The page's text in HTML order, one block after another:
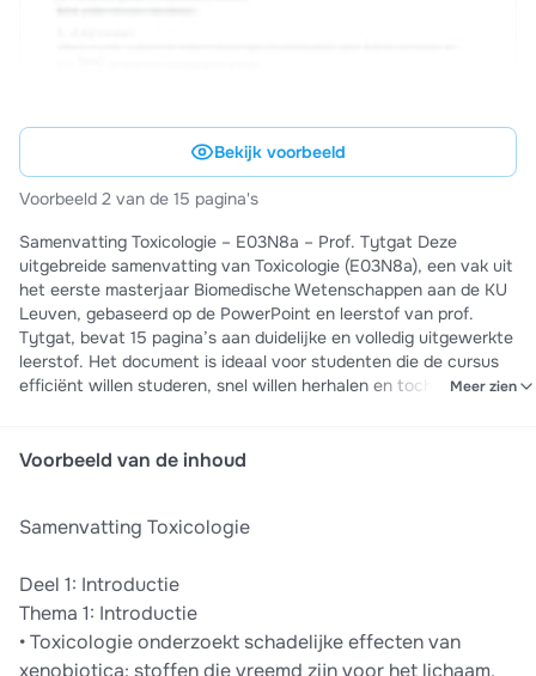
Bekijk voorbeeld
Voorbeeld 2 van de 15 pagina's
Samenvatting Toxicologie – E03N8a – Prof. Tytgat Deze
uitgebreide samenvatting van Toxicologie (E03N8a), een vak uit
het eerste masterjaar Biomedische Wetenschappen aan de KU
Leuven, gebaseerd op de PowerPoint en leerstof van prof.
Tytgat, bevat 15 pagina’s aan duidelijke en volledig uitgewerkte
leerstof. Het document is ideaal voor studenten die de cursus
efficiënt willen studeren, snel willen herhalen en toch een
tussentitels - structuur per deel en per thema - korte en
duidelijk worden uitgelegd - visuele elementen en vergelijkingen
behandelt de samenvatting onder andere: 1. introductie tot de
toxicologie 2. toxicokinetische fase 3. toxicodynamische fase 4.
parameters in de toxicologie 5. behandeling van vergif 6. capita
selecta (ethanol, methanol/formaldehyde en lood) Deze
Meer zien
Voorbeeld van de inhoud
Samenvatting Toxicologie
Deel 1: Introductie
Thema 1: Introductie
• Toxicologie onderzoekt schadelijke effecten van
xenobiotica: stoffen die vreemd zijn voor het lichaam.